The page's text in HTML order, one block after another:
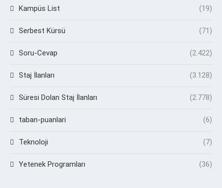
Kampüs List (19)
Serbest Kürsü (71)
Soru-Cevap (2.422)
Staj İlanları (3.128)
Süresi Dolan Staj İlanları (2.778)
taban-puanlari (6)
Teknoloji (7)
Yetenek Programları (36)